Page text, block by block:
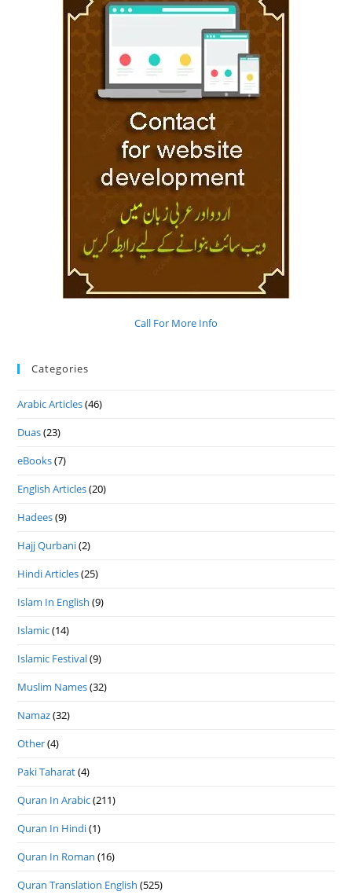
Call For More Info
Categories
Arabic Articles(46)
Duas(23)
eBooks(7)
English Articles(20)
Hadees(9)
Hajj Qurbani(2)
Hindi Articles(25)
Islam In English (9)
Islamic(14)
Islamic Festival(9)
Muslim Names(32)
Namaz(32)
Other(4)
Paki Taharat(4)
Quran In Arabic(211)
Quran In Hindi(1)
Quran In Roman (16)
Quran Translation English (525)